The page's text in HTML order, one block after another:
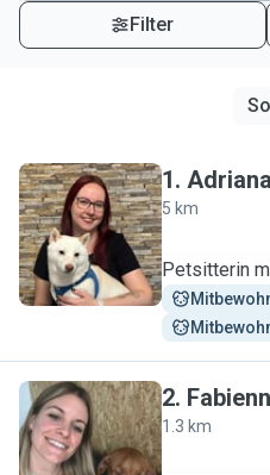
Filter
A
1. Adriana
5 km
Petsitterin
F
2.
1.3 km